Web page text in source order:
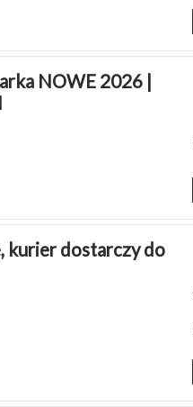
NOWE 2026 |
kurier dostarczy do